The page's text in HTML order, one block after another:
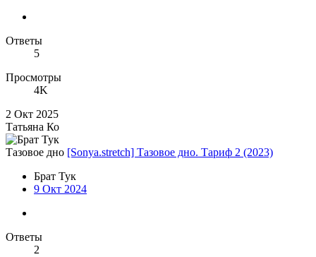
Ответы
5
Просмотры
4K
2 Окт 2025
Татьяна Ко
Тазовое дно [Sonya.stretch] Тазовое дно. Тариф 2 (2023)
Брат Тук
9 Окт 2024
Ответы
2